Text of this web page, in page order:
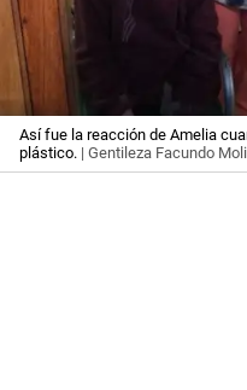
Así fue la reacción de Amelia
plástico. | Gentileza Facundo